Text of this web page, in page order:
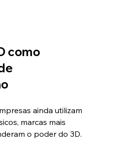
como
ainda utilizam
marcas mais
o poder do 3D.